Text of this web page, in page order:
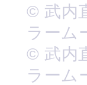
© 武内
ラーム
© 武内
ラーム